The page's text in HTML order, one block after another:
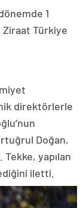
1
Türkiye
direktörlerle
Doğan,
yapılan
iletti.